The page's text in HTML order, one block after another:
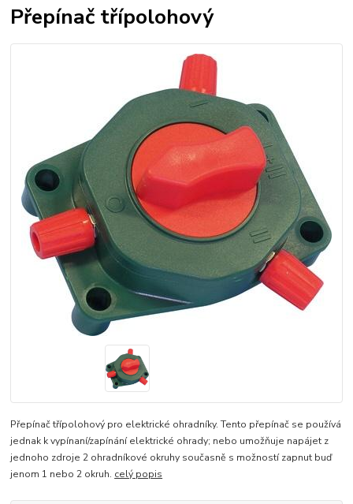
Přepínač třípolohový
Přepínač třípolohový pro elektrické ohradníky. Tento přepínač se používá
jednak k vypínaní/zapínání elektrické ohrady; nebo umožňuje napájet z
jednoho zdroje 2 ohradníkové okruhy současně s možností zapnut buď
jenom 1 nebo 2 okruh. celý popis